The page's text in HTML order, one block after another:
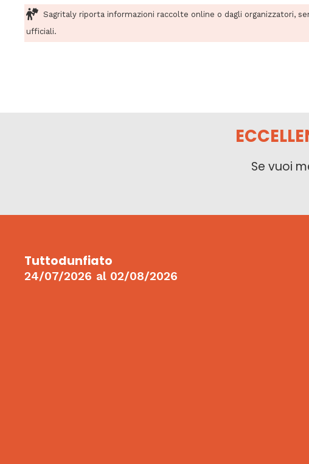
Sagritaly riporta informazioni raccolte online o dagli organizzatori,
ufficiali.
Se vuoi
Tuttodunfiato
24/07/2026 al 02/08/2026